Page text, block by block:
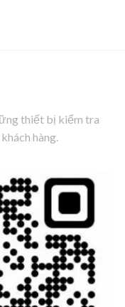
thiết bị kiểm tra
hàng.